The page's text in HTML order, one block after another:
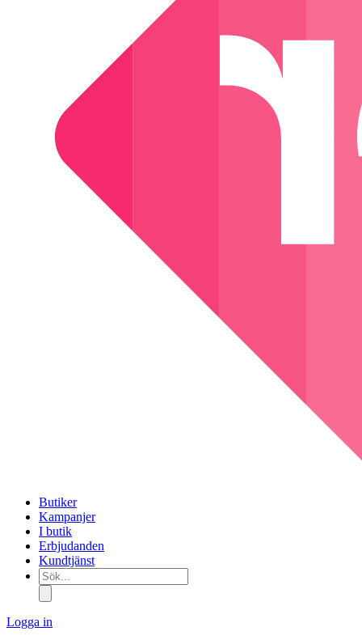
Butiker
Kampanjer
I butik
Erbjudanden
Kundtjänst
Sök...
Logga in